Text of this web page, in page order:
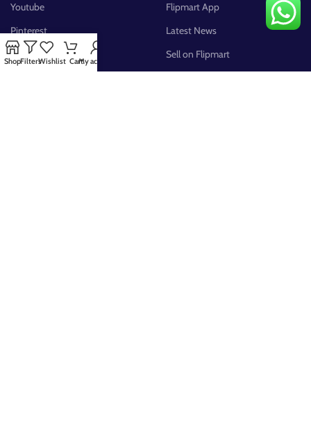
Youtube
Pinterest
FB Group
Flipmart App
Latest News
Sell on Flipmart
ShopFiltersWishlist CartMy account